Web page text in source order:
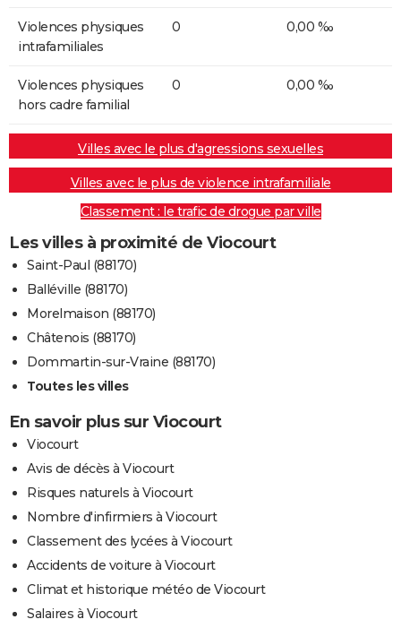
Violences physiques
intrafamiliales
0 0,00 ‰
Violences physiques
hors cadre familial
0 0,00 ‰
Villes avec le plus d'agressions sexuelles
Villes avec le plus de violence intrafamiliale
Classement : le trafic de drogue par ville
Les villes à proximité de Viocourt
Saint-Paul (88170)
Balléville (88170)
Morelmaison (88170)
Châtenois (88170)
Dommartin-sur-Vraine (88170)
Toutes les villes
En savoir plus sur Viocourt
Viocourt
Avis de décès à Viocourt
Risques naturels à Viocourt
Nombre d'infirmiers à Viocourt
Classement des lycées à Viocourt
Accidents de voiture à Viocourt
Climat et historique météo de Viocourt
Salaires à Viocourt